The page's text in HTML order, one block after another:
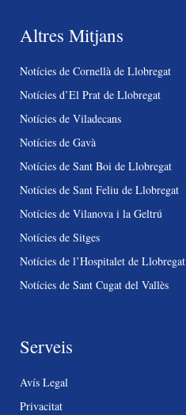
Altres Mitjans
Notícies de Cornellà de Llobregat
Notícies d’El Prat de Llobregat
Notícies de Viladecans
Notícies de Gavà
Notícies de Sant Boi de Llobregat
Notícies de Sant Feliu de Llobregat
Notícies de Vilanova i la Geltrú
Notícies de Sitges
Notícies de l’Hospitalet de Llobregat
Notícies de Sant Cugat del Vallès
Serveis
Avís Legal
Privacitat